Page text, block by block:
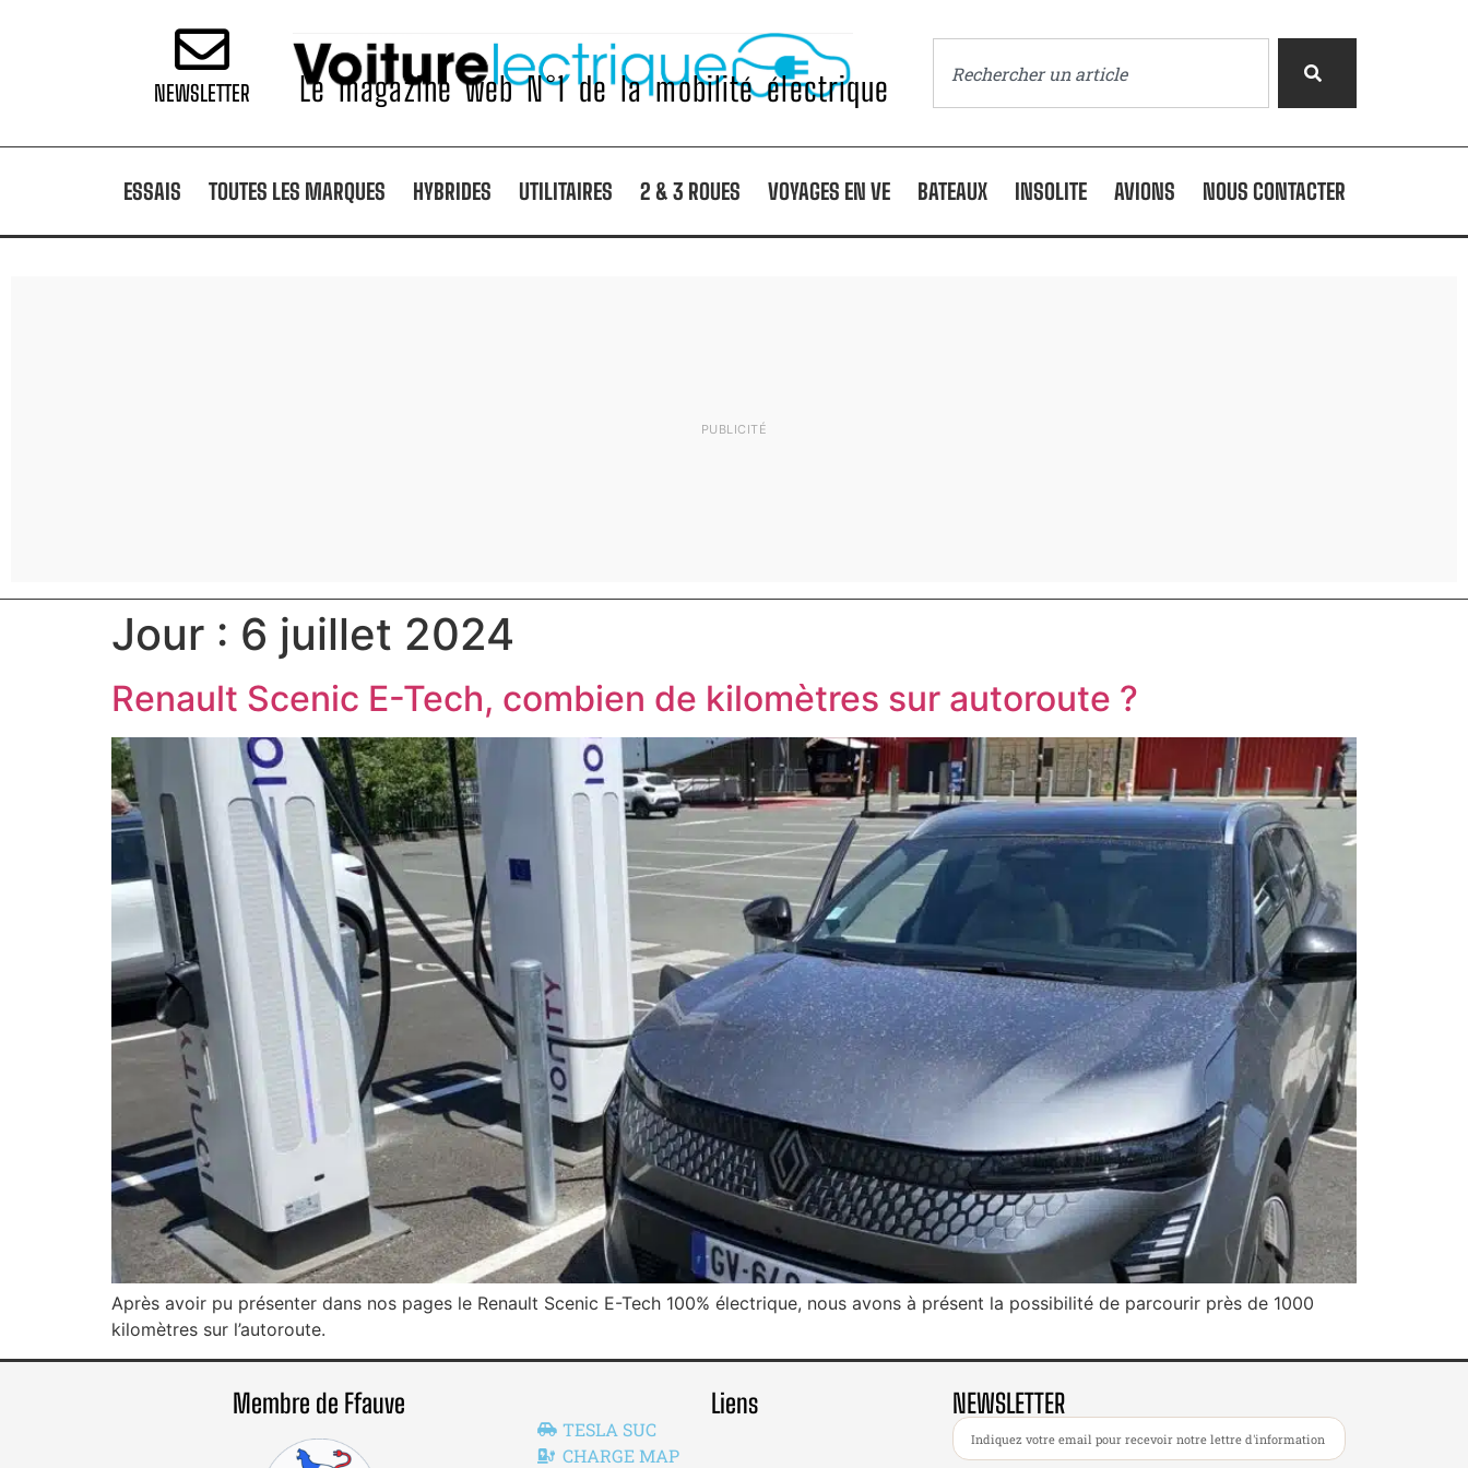
NEWSLETTER Le magazine web N°1 de la mobilité électrique
ESSAIS TOUTES LES MARQUES HYBRIDES UTILITAIRES 2 & 3 ROUES VOYAGES EN VE BATEAUX INSOLITE AVIONS NOUS CONTACTER
Jour : 6 juillet 2024
Renault Scenic E-Tech, combien de kilomètres sur autoroute ?
Après avoir pu présenter dans nos pages le Renault Scenic E-Tech 100% électrique, nous avons à présent la possibilité de parcourir près de 1000
kilomètres sur l’autoroute.
Membre de Ffauve Liens
TESLA SUC
CHARGE MAP
NEWSLETTER